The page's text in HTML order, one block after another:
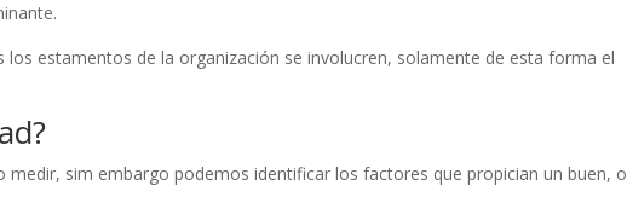
estamentos de la organización se involucren, solamente de esta forma el
sim embargo podemos identificar los factores que propician un buen, o